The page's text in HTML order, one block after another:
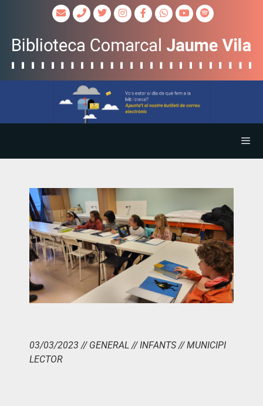
03/03/2023 // GENERAL // INFANTS // MUNICIPI
LECTOR